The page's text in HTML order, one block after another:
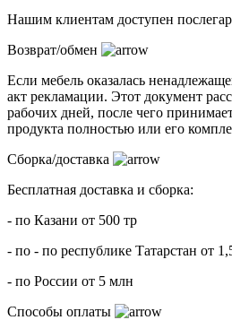
Нашим клиентам доступен
Возврат/обмен
Если мебель оказалась
акт рекламации. Этот документ
рабочих дней, после чего
продукта полностью или его
Сборка/доставка
Бесплатная доставка и сборка:
- по Казани от 500 тр
- по - по республике Татарстан от
- по России от 5 млн
Способы оплаты